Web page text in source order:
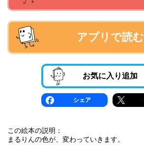
アプリで読む
お気に入り追加
シェア
この絵本の説明：
まるりんの色が、変わっていきます。